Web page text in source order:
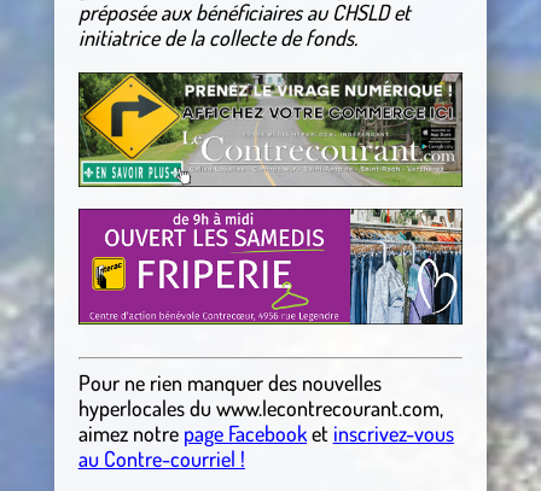
préposée aux bénéficiaires au CHSLD et
initiatrice de la collecte de fonds.
Pour ne rien manquer des nouvelles
hyperlocalesdu www.lecontrecourant.com,
aimez notre page Facebooket inscrivez-vous
au Contre-courriel !